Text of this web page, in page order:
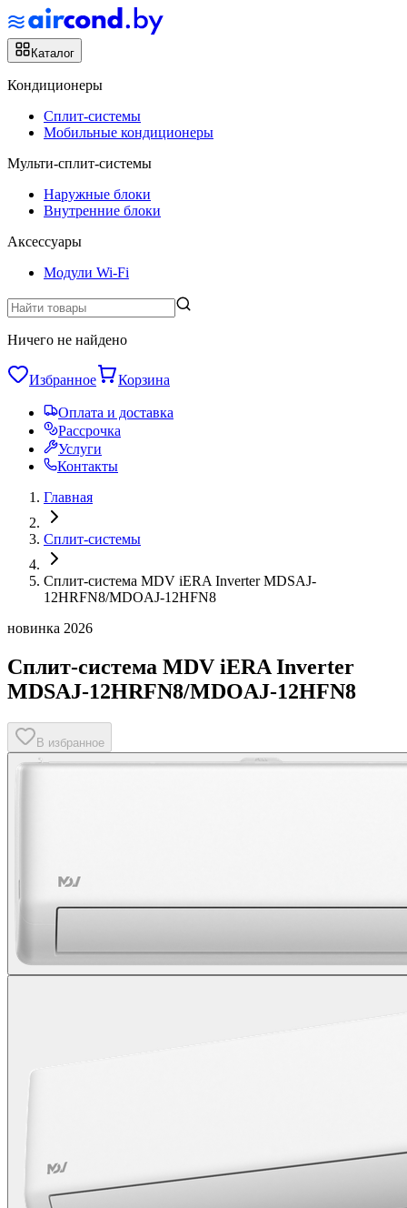
Каталог
Кондиционеры
Сплит-системы
Мобильные кондиционеры
Мульти-сплит-системы
Наружные блоки
Внутренние блоки
Аксессуары
Модули Wi-Fi
Ничего не найдено
Избранное Корзина
Оплата и доставка
Рассрочка
Услуги
Контакты
Главная
Сплит-системы
Сплит-система MDV iERA Inverter MDSAJ-
12HRFN8/MDOAJ-12HFN8
новинка 2026
Сплит-система MDV iERA Inverter
MDSAJ-12HRFN8/MDOAJ-12HFN8
В избранное